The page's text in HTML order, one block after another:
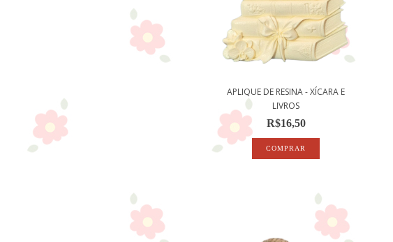
APLIQUE DE RESINA - XÍCARA E
LIVROS
R$16,50